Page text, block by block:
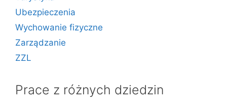
Ubezpieczenia
Wychowanie fizyczne
Zarządzanie
ZZL
Prace z różnych dziedzin